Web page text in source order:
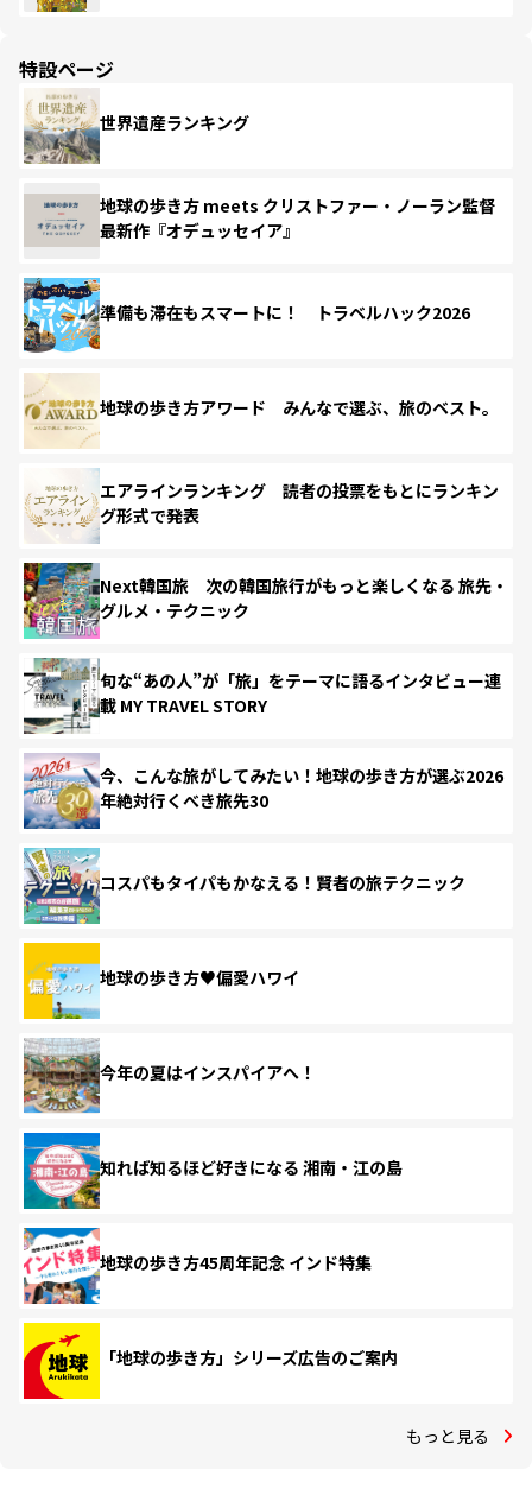
特設ページ
世界遺産ランキング
地球の歩き方 meets クリストファー・ノーラン監督
最新作『オデュッセイア』
準備も滞在もスマートに！ トラベルハック2026
地球の歩き方アワード みんなで選ぶ、旅のベスト。
エアラインランキング 読者の投票をもとにランキン
グ形式で発表
Next韓国旅 次の韓国旅行がもっと楽しくなる 旅先・
グルメ・テクニック
旬な“あの人”が「旅」をテーマに語るインタビュー連
載 MY TRAVEL STORY
今、こんな旅がしてみたい！地球の歩き方が選ぶ2026
年絶対行くべき旅先30
コスパもタイパもかなえる！賢者の旅テクニック
地球の歩き方♥偏愛ハワイ
今年の夏はインスパイアへ！
知れば知るほど好きになる 湘南・江の島
地球の歩き方45周年記念 インド特集
「地球の歩き方」シリーズ広告のご案内
もっと見る